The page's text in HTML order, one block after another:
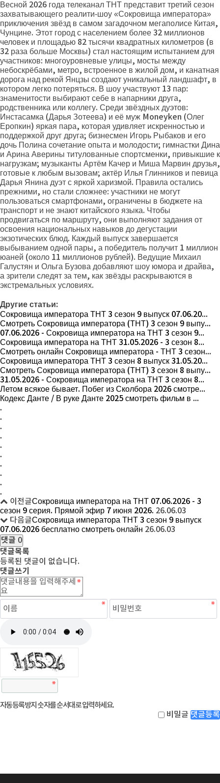
Весной 2026 года телеканал ТНТ представит третий сезон
захватывающего реалити‑шоу «Сокровища императора»
приключения звёзд в самом загадочном мегаполисе Китая,
Чунцине. Этот город с населением более 32 миллионов
человек и площадью 82 тысячи квадратных километров (в
32 раза больше Москвы) стал настоящим испытанием для
участников: многоуровневые улицы, мосты между
небоскрёбами, метро, встроенное в жилой дом, и канатная
дорога над рекой Янцзы создают уникальный ландшафт, в
котором легко потеряться. В шоу участвуют 13 пар:
знаменитости выбирают себе в напарники друга,
родственника или коллегу. Среди звёздных дуэтов:
Инстасамка (Дарья Зотеева) и её муж Moneyken (Олег
Еропкин) яркая пара, которая удивляет искренностью и
поддержкой друг друга; бизнесмен Игорь Рыбаков и его
дочь Полина сочетание опыта и молодости; гимнастки Дина
и Арина Аверины титулованные спортсменки, привыкшие к
нагрузкам; музыканты Артём Качер и Миша Марвин друзья,
готовые к любым вызовам; актёр Илья Глинников и певица
Дарья Янина дуэт с яркой харизмой. Правила остались
прежними, но стали сложнее: участники не могут
пользоваться смартфонами, ограничены в бюджете на
транспорт и не знают китайского языка. Чтобы
продвигаться по маршруту, они выполняют задания от
освоения национальных навыков до дегустации
экзотических блюд. Каждый выпуск завершается
выбыванием одной пары, а победитель получит 1 миллион
юаней (около 11 миллионов рублей). Ведущие Михаил
Галустян и Ольга Бузова добавляют шоу юмора и драйва,
а зрители следят за тем, как звёзды раскрываются в
экстремальных условиях.
Другие статьи:
Сокровища императора ТНТ 3 сезон 9 выпуск 07.06.20...
Смотреть Сокровища императора (ТНТ) 3 сезон 9 выпу...
07.06.2026 - Сокровища императора на ТНТ 3 сезон 9...
Сокровища императора на ТНТ 31.05.2026 - 3 сезон 8...
Смотреть онлайн Сокровища императора - ТНТ 3 сезон...
Сокровища императора ТНТ 3 сезон 8 выпуск 31.05.20...
Смотреть Сокровища императора (ТНТ) 3 сезон 8 выпу...
31.05.2026 - Сокровища императора на ТНТ 3 сезон 8...
Летом всякое бывает. Побег из Сколбора 2026 смотре...
Кодекс Данте / В руке Данте 2025 смотреть фильм в ...
.
.
.
.
.
.
.
.
.
.
이전글Сокровища императора на ТНТ 07.06.2026 - 3
сезон 9 серия. Прямой эфир 7 июня 2026. 26.06.03
다음글Сокровища императора ТНТ 3 сезон 9 выпуск
07.06.2026 бесплатно смотреть онлайн 26.06.03
댓글 0
댓글목록
등록된 댓글이 없습니다.
댓글쓰기
자동등록방지 숫자를 순서대로 입력하세요.
비밀글 댓글등록